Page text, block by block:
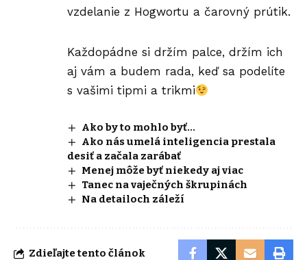
vzdelanie z Hogwortu a čarovný prútik.
Každopádne si držím palce, držím ich
aj vám a budem rada, keď sa podelíte
s vašimi tipmi a trikmi
Ako by to mohlo byť…
Ako nás umelá inteligencia prestala
desiť a začala zarábať
Menej môže byť niekedy aj viac
Tanec na vaječných škrupinách
Na detailoch záleží
Zdieľajte tento článok